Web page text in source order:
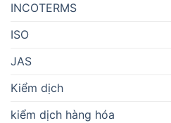
INCOTERMS
ISO
JAS
Kiểm dịch
kiểm dịch hàng hóa